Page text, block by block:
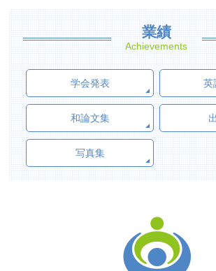
業績
Achievements
学会発表 英
和論文集
写真集